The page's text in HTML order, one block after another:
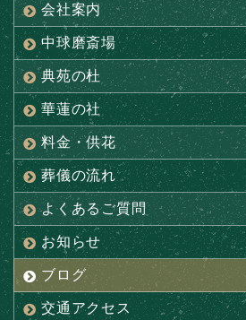
会社案内
中球磨斎場
典苑の杜
華蓮の社
料金・供花
葬儀の流れ
よくあるご質問
お知らせ
ブログ
交通アクセス